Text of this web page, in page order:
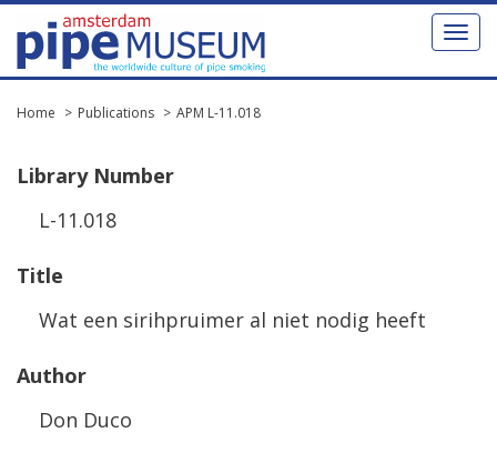
Toggle
Home Publications APM L-11.018
Library Number
L-11.018
Title
Wat een sirihpruimer al niet nodig heeft
Author
Don Duco